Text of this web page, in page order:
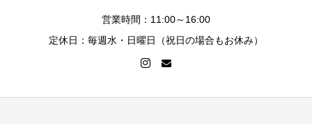
営業時間：11:00～16:00
定休日：毎週水・日曜日（祝日の場合もお休み）